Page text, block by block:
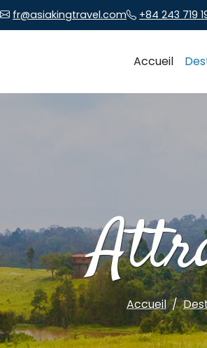
fr@asiakingtravel.com +84 243 719
Accueil
Accueil